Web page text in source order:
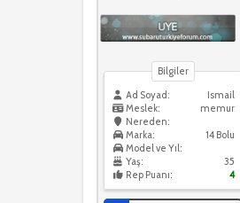
Bilgiler
Ad Soyad:
Ismail
Meslek:
memur
Nereden:
14 Bolu
Marka:
Model ve Yıl:
Yaş:
35
Rep Puanı:
4